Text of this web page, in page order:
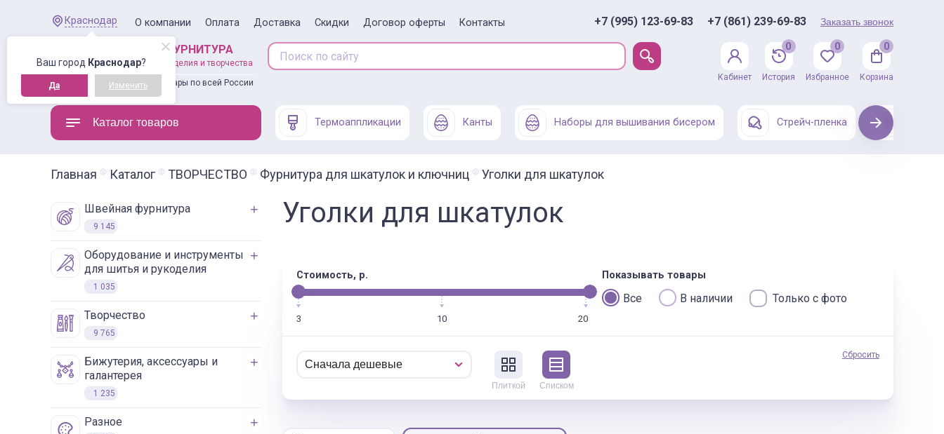
Ваш город Краснодар?
Да Изменить
Краснодар О компании Оплата Доставка Скидки Договор оферты Контакты +7 (995) 123-69-83 +7 (861) 239-69-83 Заказать звонок
ШВЕЙНАЯ ФУРНИТУРА
товары для рукоделия и творчества
Доставляем товары по всей России
Кабинет
0
История
0
Избранное
0
Корзина
Каталог товаров Термоаппликации Канты Наборы для вышивания бисером Стрейч-пленка Next
Главная Каталог ТВОРЧЕСТВО Фурнитура для шкатулок и ключниц Уголки для шкатулок
швейная фурнитура
9 145
оборудование и инструменты
для шитья и рукоделия
1 035
творчество
9 765
бижутерия, аксессуары и
галантерея
1 235
разное
Уголки для шкатулок
Стоимость, р.
3 10 20
Показывать товары
Все В наличии Только с фото
Плиткой Списком
Сбросить